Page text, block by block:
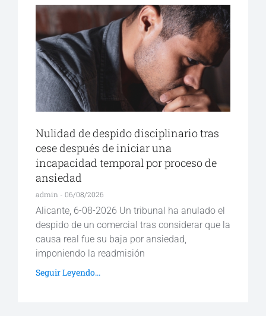
Nulidad de despido disciplinario tras
cese después de iniciar una
incapacidad temporal por proceso de
ansiedad
admin 06/08/2026
Alicante, 6-08-2026 Un tribunal ha anulado el
despido de un comercial tras considerar que la
causa real fue su baja por ansiedad,
imponiendo la readmisión
Seguir Leyendo...